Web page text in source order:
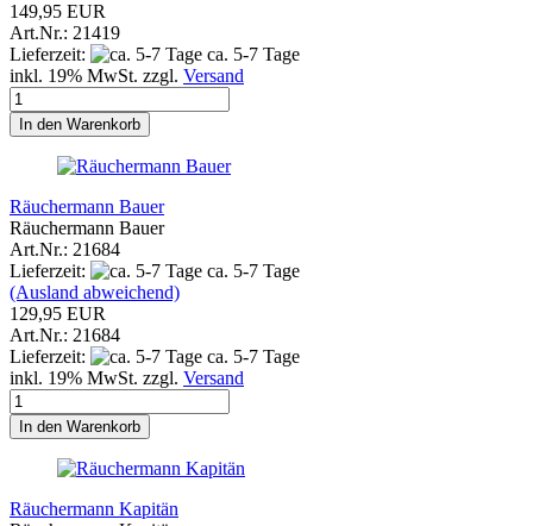
149,95 EUR
Art.Nr.: 21419
Lieferzeit:
ca. 5-7 Tage
inkl. 19% MwSt. zzgl. Versand
In den Warenkorb
Räuchermann Bauer
Räuchermann Bauer
Art.Nr.: 21684
Lieferzeit:
ca. 5-7 Tage
(Ausland abweichend)
129,95 EUR
Art.Nr.: 21684
Lieferzeit:
ca. 5-7 Tage
inkl. 19% MwSt. zzgl. Versand
In den Warenkorb
Räuchermann Kapitän